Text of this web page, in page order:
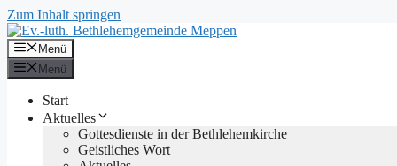
Zum Inhalt springen
Menü
Menü
Start
Aktuelles
Gottesdienste in der Bethlehemkirche
Geistliches Wort